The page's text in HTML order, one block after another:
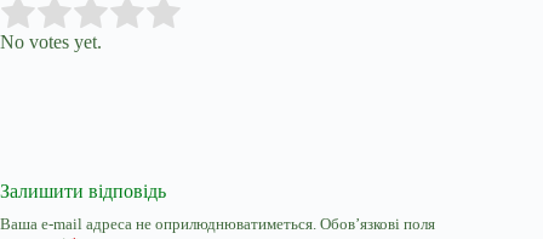
Rate this item:
No votes yet.
Залишити відповідь
Ваша e-mail адреса не оприлюднюватиметься. Обов’язкові поля